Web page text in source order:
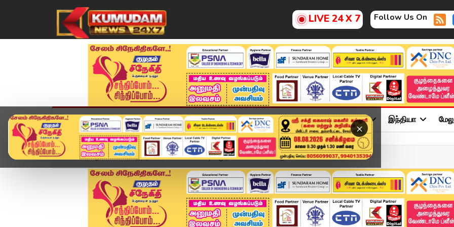
LIVE 24 X 7 Follow Us On
×
முகப்பு விளையாட்டு அண்மை தமிழ்நாடு சினிமா அரசியல் விளையாட்டு இந்தியா
Home ஆன்மிகம் இந்த வார ராசிபலன்.. மேஷம் முதல் மீனம் வரை யாருக...